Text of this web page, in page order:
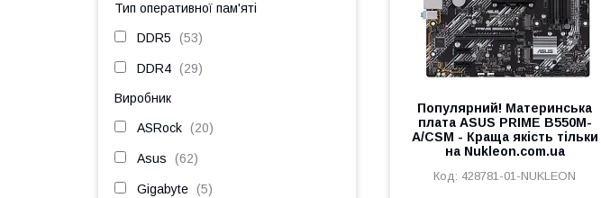
Популярний! Материнська
плата ASUS PRIME B550M-
A/CSM - Краща якість тільки
на Nukleon.com.ua
428781-01-NUKLEON
Тип оперативної пам'яті
DDR5 53
DDR4 29
Виробник
ASRock 20
Asus 62
Gigabyte 5